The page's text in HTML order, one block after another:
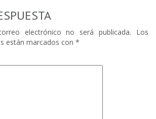
electrónico no será publicada.
Los
están marcados con *